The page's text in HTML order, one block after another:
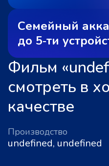
Семейный
до 5‑ти
Фильм
смотреть в
качестве
Производство
undefined, undefined